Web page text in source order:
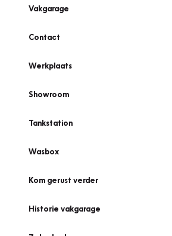
Vakgarage
Contact
Werkplaats
Showroom
Tankstation
Wasbox
Kom gerust verder
Historie vakgarage